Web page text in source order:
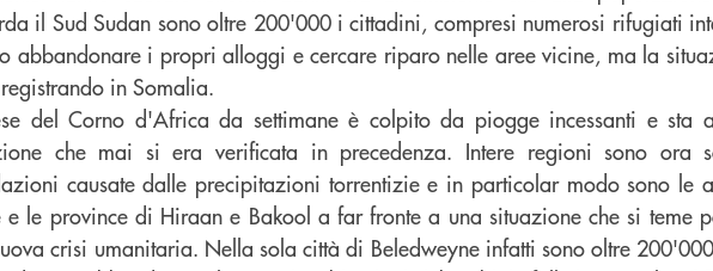
il Sud Sudan sono oltre 200'000 i cittadini, compresi numerosi rifugiati
abbandonare i propri alloggi e cercare riparo nelle aree vicine, ma la
in Somalia.
del Corno d'Africa da settimane è colpito da piogge incessanti e sta
che mai si era verificata in precedenza. Intere regioni sono ora
causate dalle precipitazioni torrentizie e in particolar modo sono le
e le province di Hiraan e Bakool a far fronte a una situazione che si teme
crisi umanitaria. Nella sola città di Beledweyne infatti sono oltre